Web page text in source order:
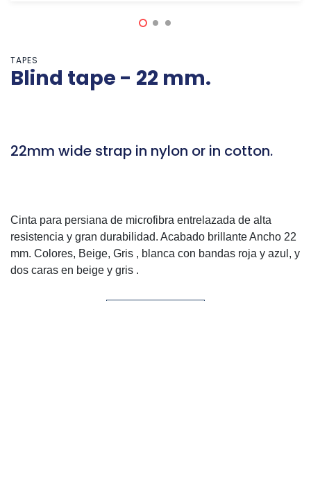
TAPES
Blind tape - 22 mm.
22mm wide strap in nylon or in cotton.
Cinta para persiana de microfibra entrelazada de alta
resistencia y gran durabilidad. Acabado brillante Ancho 22
mm. Colores, Beige, Gris , blanca con bandas roja y azul, y
dos caras en beige y gris .